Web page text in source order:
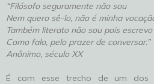
“Filósofo seguramente não sou
Nem quero sê-lo, não é minha
Também literato não sou pois escrevo
Como falo, pelo prazer de conversar.”
Anônimo, século XX
É com esse trecho de um dos